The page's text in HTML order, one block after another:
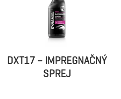
DXT17 – IMPREGNAČNÝ
SPREJ